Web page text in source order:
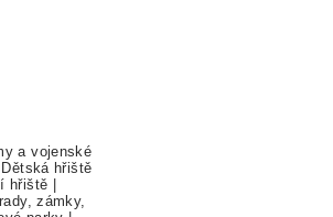
a vojenské
Dětská hřiště
hřiště |
zámky,